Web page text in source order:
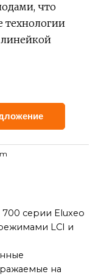
что
технологии
серии Eluxeo
LCI и
на